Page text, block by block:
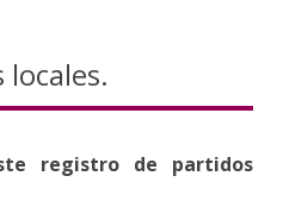
registro de partidos